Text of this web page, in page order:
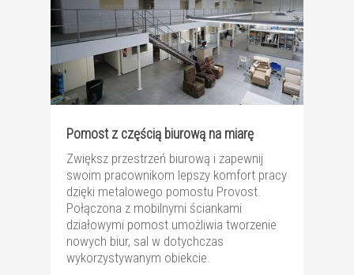
Pomost z częścią biurową na miarę
Zwiększ przestrzeń biurową i zapewnij
swoim pracownikom lepszy komfort pracy
dzięki metalowego pomostu Provost.
Połączona z mobilnymi ściankami
działowymi pomost umożliwia tworzenie
nowych biur, sal w dotychczas
wykorzystywanym obiekcie.